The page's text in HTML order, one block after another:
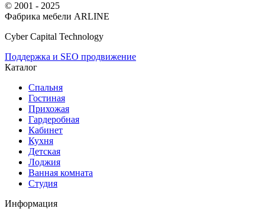
© 2001 - 2025
Фабрика мебели ARLINE
Cyber Capital Technology
Поддержка и SEO продвижение
Каталог
Спальня
Гостиная
Прихожая
Гардеробная
Кабинет
Кухня
Детская
Лоджия
Ванная комната
Студия
Информация